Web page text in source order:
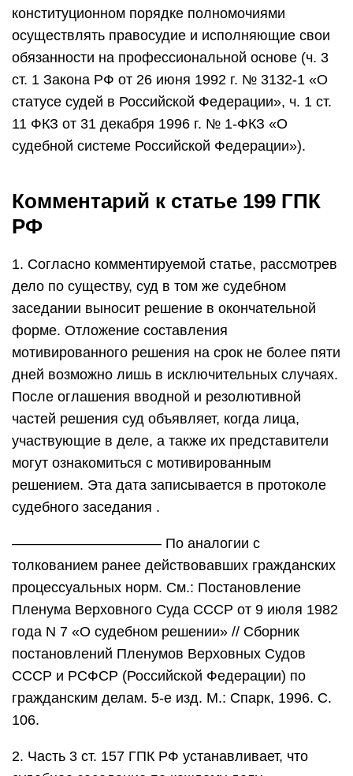
конституционном порядке полномочиями
осуществлять правосудие и исполняющие свои
обязанности на профессиональной основе (ч. 3
ст. 1 Закона РФ от 26 июня 1992 г. № 3132-1 «О
статусе судей в Российской Федерации», ч. 1 ст.
11 ФКЗ от 31 декабря 1996 г. № 1-ФКЗ «О
судебной системе Российской Федерации»).
Комментарий к статье 199 ГПК
РФ
1. Согласно комментируемой статье, рассмотрев
дело по существу, суд в том же судебном
заседании выносит решение в окончательной
форме. Отложение составления
мотивированного решения на срок не более пяти
дней возможно лишь в исключительных случаях.
После оглашения вводной и резолютивной
частей решения суд объявляет, когда лица,
участвующие в деле, а также их представители
могут ознакомиться с мотивированным
решением. Эта дата записывается в протоколе
судебного заседания .
——————————– По аналогии с
толкованием ранее действовавших гражданских
процессуальных норм. См.: Постановление
Пленума Верховного Суда СССР от 9 июля 1982
года N 7 «О судебном решении» // Сборник
постановлений Пленумов Верховных Судов
СССР и РСФСР (Российской Федерации) по
гражданским делам. 5-е изд. М.: Спарк, 1996. С.
106.
2. Часть 3 ст. 157 ГПК РФ устанавливает, что